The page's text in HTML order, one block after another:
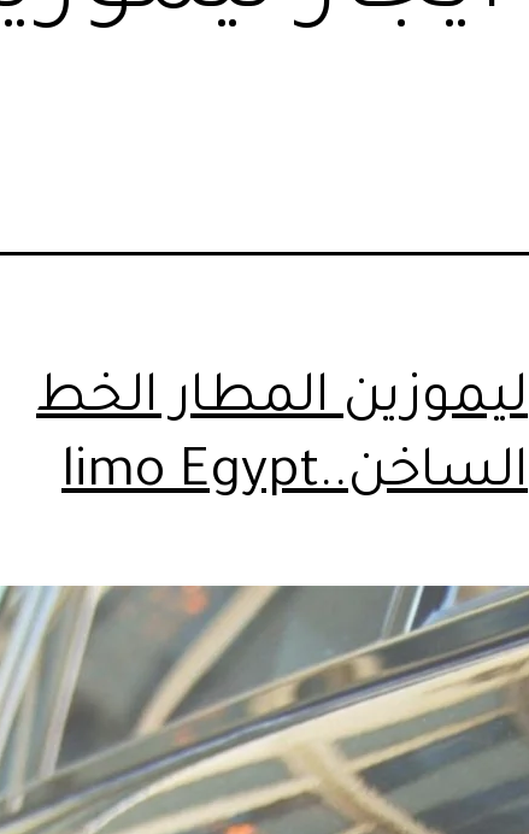
ليموزين المطار الخط
الساخن..limo Egypt